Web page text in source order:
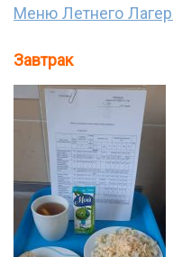
Меню Летнего
Завтрак